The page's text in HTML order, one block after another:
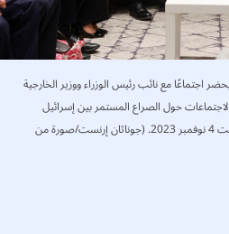
اجتماعًا مع نائب رئيس الوزراء ووزير الخارجية
حول الصراع المستمر بين إسرائيل
وحركة حماس، في عمان بالأردن، السبت 4 نوفمبر 2023. (جوناثان إرنست/صورة من